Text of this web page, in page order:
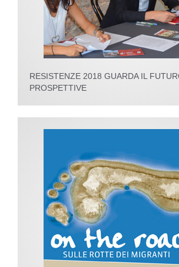
RESISTENZE 2018 GUARDA IL
PROSPETTIVE